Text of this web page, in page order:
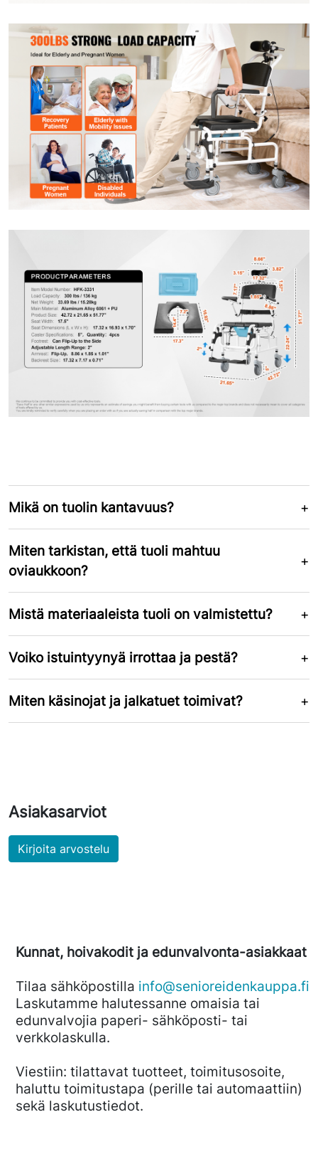
Mikä on tuolin kantavuus?
Miten tarkistan, että tuoli mahtuu
oviaukkoon?
Mistä materiaaleista tuoli on valmistettu?
Voiko istuintyynyä irrottaa ja pestä?
Miten käsinojat ja jalkatuet toimivat?
Asiakasarviot
Kirjoita arvostelu
Kunnat, hoivakodit ja edunvalvonta-asiakkaat
Tilaa sähköpostilla info@senioreidenkauppa.fi
Laskutamme halutessanne omaisia tai
edunvalvojia paperi- sähköposti- tai
verkkolaskulla.
Viestiin: tilattavat tuotteet, toimitusosoite,
haluttu toimitustapa (perille tai automaattiin)
sekä laskutustiedot.